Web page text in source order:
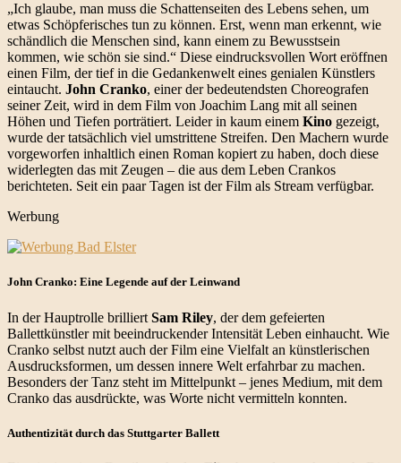
„Ich glaube, man muss die Schattenseiten des Lebens sehen, um
etwas Schöpferisches tun zu können. Erst, wenn man erkennt, wie
schändlich die Menschen sind, kann einem zu Bewusstsein
kommen, wie schön sie sind.“ Diese eindrucksvollen Wort eröffnen
einen Film, der tief in die Gedankenwelt eines genialen Künstlers
eintaucht. John Cranko, einer der bedeutendsten Choreografen
seiner Zeit, wird in dem Film von Joachim Lang mit all seinen
Höhen und Tiefen porträtiert. Leider in kaum einem Kino gezeigt,
wurde der tatsächlich viel umstrittene Streifen. Den Machern wurde
vorgeworfen inhaltlich einen Roman kopiert zu haben, doch diese
widerlegten das mit Zeugen – die aus dem Leben Crankos
berichteten. Seit ein paar Tagen ist der Film als Stream verfügbar.
Werbung
John Cranko: Eine Legende auf der Leinwand
In der Hauptrolle brilliert Sam Riley, der dem gefeierten
Ballettkünstler mit beeindruckender Intensität Leben einhaucht. Wie
Cranko selbst nutzt auch der Film eine Vielfalt an künstlerischen
Ausdrucksformen, um dessen innere Welt erfahrbar zu machen.
Besonders der Tanz steht im Mittelpunkt – jenes Medium, mit dem
Cranko das ausdrückte, was Worte nicht vermitteln konnten.
Authentizität durch das Stuttgarter Ballett